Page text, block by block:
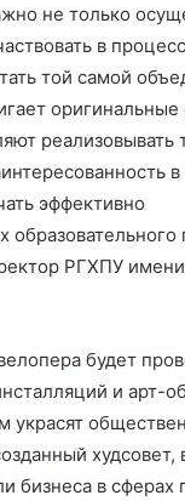
не только
в
той самой
оригинальные
реализовывать
в
эффективно
образовательного
РГХПУ
будет
и арт-
украсят
худсовет,
бизнеса в сферах